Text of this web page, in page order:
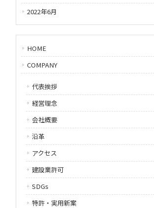
2022年6月
HOME
COMPANY
代表挨拶
経営理念
会社概要
沿革
アクセス
建設業許可
SDGs
特許・実用新案